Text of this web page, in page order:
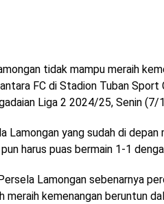
tidak mampu meraih
FC di Stadion Tuban
Liga 2 2024/25, Senin (7/
Lamongan yang sudah di
harus puas bermain 1-1
Lamongan sebenarnya
meraih kemenangan beruntun